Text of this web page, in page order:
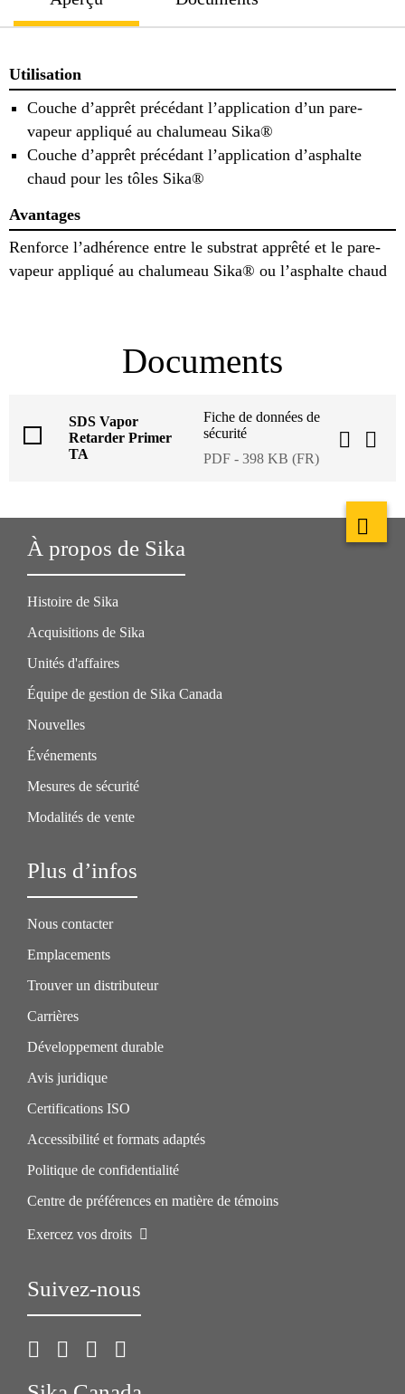
Utilisation
Couche d’apprêt précédant l’application d’un pare-
vapeur appliqué au chalumeau Sika®
Couche d’apprêt précédant l’application d’asphalte
chaud pour les tôles Sika®
Avantages
Renforce l’adhérence entre le substrat apprêté et le pare-
vapeur appliqué au chalumeau Sika® ou l’asphalte chaud
Documents
SDS Vapor
Retarder Primer
TA
Fiche de données de
sécurité
PDF - 398 KB (FR)
À propos de Sika
Histoire de Sika
Acquisitions de Sika
Unités d'affaires
Équipe de gestion de Sika Canada
Nouvelles
Événements
Mesures de sécurité
Modalités de vente
Plus d’infos
Nous contacter
Emplacements
Trouver un distributeur
Carrières
Développement durable
Avis juridique
Certifications ISO
Accessibilité et formats adaptés
Politique de confidentialité
Centre de préférences en matière de témoins
Exercez vos droits
Suivez-nous